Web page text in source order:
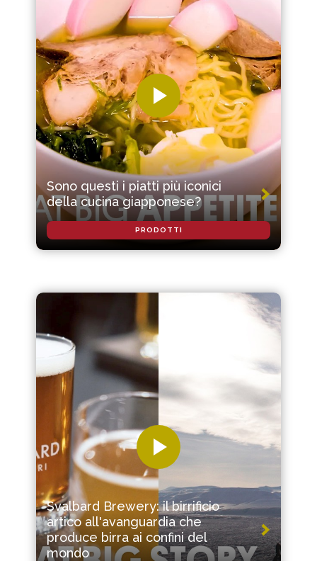
Sono questi i piatti più iconici
della cucina giapponese?
PRODOTTI
Svalbard Brewery: il birrificio
artico all'avanguardia che
produce birra ai confini del
mondo